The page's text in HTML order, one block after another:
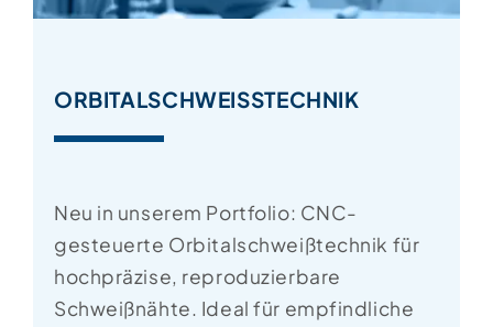
ORBITALSCHWEISSTECHNIK
Neu in unserem Portfolio: CNC-
gesteuerte Orbitalschweißtechnik für
hochpräzise, reproduzierbare
Schweißnähte. Ideal für empfindliche